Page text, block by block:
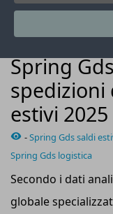
Spring
spedizioni
estivi 2025
-Spring Gds saldi
Spring Gds logistica
Secondo i dati
globale